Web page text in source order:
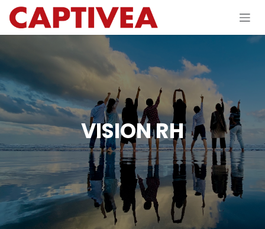
Se rendre au contenu
VISION RH